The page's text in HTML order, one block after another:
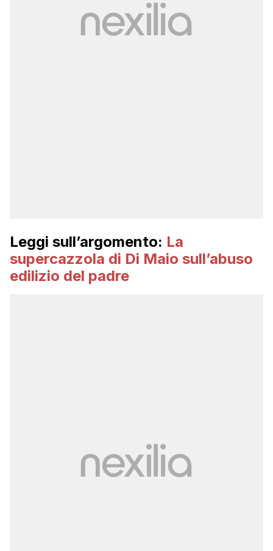
Leggi sull’argomento: La
supercazzola di Di Maio sull’abuso
edilizio del padre